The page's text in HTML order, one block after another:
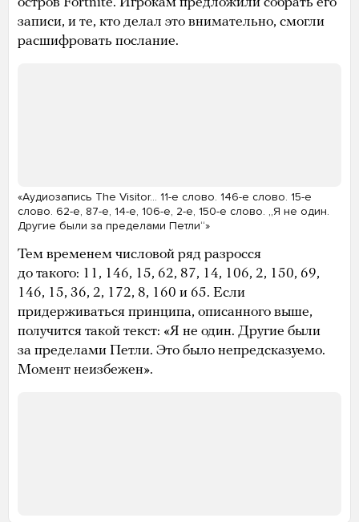
записи, и те, кто делал это внимательно, смогли
расшифровать послание.
«Аудиозапись The Visitor… 11-е слово. 146-е слово. 15-е
слово. 62-е, 87-е, 14-е, 106-е, 2-е, 150-е слово. „Я не один.
Другие были за пределами Петли“»
Тем временем числовой ряд разросся
до такого: 11, 146, 15, 62, 87, 14, 106, 2, 150, 69,
146, 15, 36, 2, 172, 8, 160 и 65. Если
придерживаться принципа, описанного выше,
получится такой текст: «Я не один. Другие были
за пределами Петли. Это было непредсказуемо.
Момент неизбежен».